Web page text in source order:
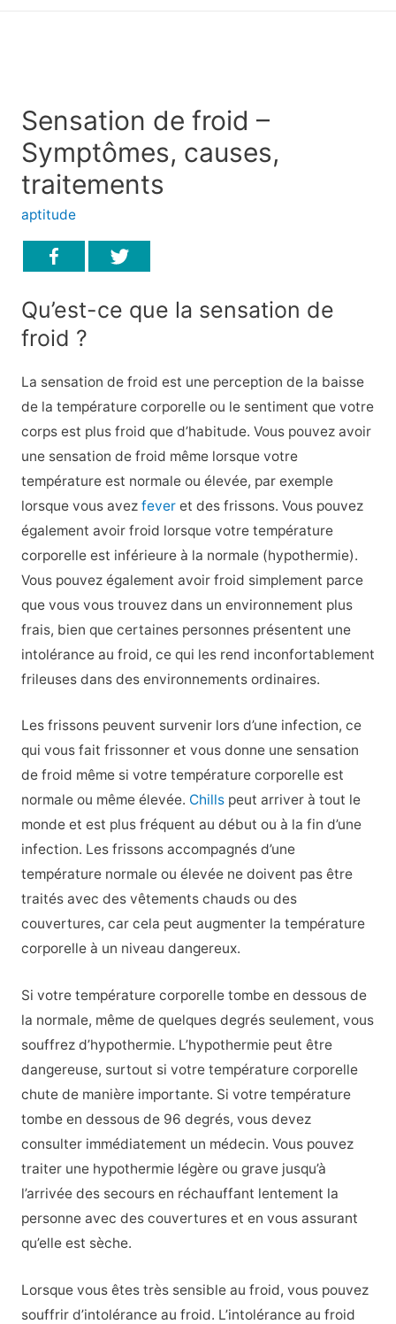
Sensation de froid –
Symptômes, causes,
traitements
aptitude
Qu’est-ce que la sensation de
froid ?
La sensation de froid est une perception de la baisse
de la température corporelle ou le sentiment que votre
corps est plus froid que d’habitude. Vous pouvez avoir
une sensation de froid même lorsque votre
température est normale ou élevée, par exemple
lorsque vous avez feveret des frissons. Vous pouvez
également avoir froid lorsque votre température
corporelle est inférieure à la normale (hypothermie).
Vous pouvez également avoir froid simplement parce
que vous vous trouvez dans un environnement plus
frais, bien que certaines personnes présentent une
intolérance au froid, ce qui les rend inconfortablement
frileuses dans des environnements ordinaires.
Les frissons peuvent survenir lors d’une infection, ce
qui vous fait frissonner et vous donne une sensation
de froid même si votre température corporelle est
normale ou même élevée. Chillspeut arriver à tout le
monde et est plus fréquent au début ou à la fin d’une
infection. Les frissons accompagnés d’une
température normale ou élevée ne doivent pas être
traités avec des vêtements chauds ou des
couvertures, car cela peut augmenter la température
corporelle à un niveau dangereux.
Si votre température corporelle tombe en dessous de
la normale, même de quelques degrés seulement, vous
souffrez d’hypothermie. L’hypothermie peut être
dangereuse, surtout si votre température corporelle
chute de manière importante. Si votre température
tombe en dessous de 96 degrés, vous devez
consulter immédiatement un médecin. Vous pouvez
traiter une hypothermie légère ou grave jusqu’à
l’arrivée des secours en réchauffant lentement la
personne avec des couvertures et en vous assurant
qu’elle est sèche.
Lorsque vous êtes très sensible au froid, vous pouvez
souffrir d’intolérance au froid. L’intolérance au froid